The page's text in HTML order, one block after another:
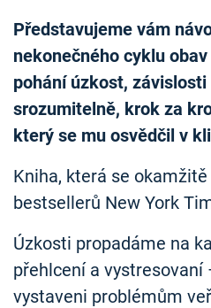
Představujeme vám
nekonečného cyklu
pohání úzkost,
srozumitelně, krok za
který se mu osvědčil v
Kniha, která se
bestsellerů New York
Úzkosti propadáme na
přehlcení a vystresovaní
vystaveni problémům